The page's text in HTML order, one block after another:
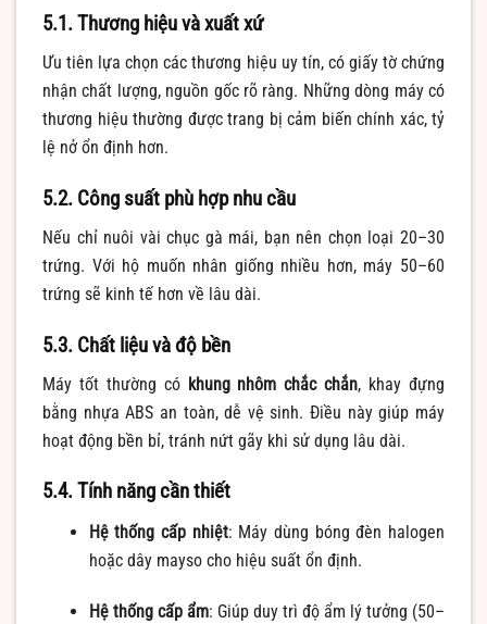
5.1. Thương hiệu và xuất xứ
Ưu tiên lựa chọn các thương hiệu uy tín, có giấy tờ chứng
nhận chất lượng, nguồn gốc rõ ràng. Những dòng máy có
thương hiệu thường được trang bị cảm biến chính xác, tỷ
lệ nở ổn định hơn.
5.2. Công suất phù hợp nhu cầu
Nếu chỉ nuôi vài chục gà mái, bạn nên chọn loại 20–30
trứng. Với hộ muốn nhân giống nhiều hơn, máy 50–60
trứng sẽ kinh tế hơn về lâu dài.
5.3. Chất liệu và độ bền
Máy tốt thường có khung nhôm chắc chắn, khay đựng
bằng nhựa ABS an toàn, dễ vệ sinh. Điều này giúp máy
hoạt động bền bỉ, tránh nứt gãy khi sử dụng lâu dài.
5.4. Tính năng cần thiết
Hệ thống cấp nhiệt: Máy dùng bóng đèn halogen
hoặc dây mayso cho hiệu suất ổn định.
Hệ thống cấp ẩm: Giúp duy trì độ ẩm lý tưởng (50–